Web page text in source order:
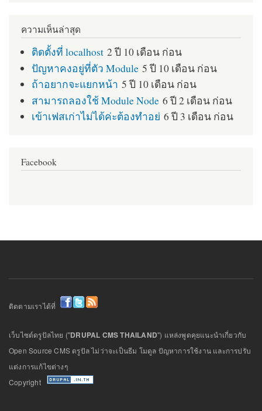
ความเห็นล่าสุด
ติดตั้งที่ localhost 2 ปี 10 เดือน ก่อน
ปัญหาคงอยู่ที่ตัว Module 5 ปี 10 เดือน ก่อน
ถ้าอยากจะแยกหน้า 5 ปี 10 เดือน ก่อน
สามารถลองใช้ Module Node 6 ปี 2 เดือน ก่อน
เข้าเฟสเก่าไม่ได้ค่ะต้องทำอย่ 6 ปี 3 เดือน ก่อน
Facebook
ติดตามเราได้ที่
เว็บไซต์ดรูปัลไทย ("DRUPAL CMS THAILAND") แหล่งพูดคุยแนะนำเกี่ยวกับ
Open Source CMS ดรูปัล ไม่ว่าจะเป็นธีม โมดูล ปัญหาการใช้งาน และการปรับ
แต่งการแก้ไขต่างๆ
Copyright